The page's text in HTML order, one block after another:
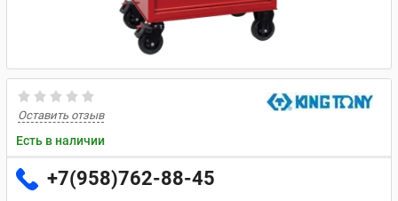
Оставить отзыв
Есть в наличии
+7(958)762-88-45